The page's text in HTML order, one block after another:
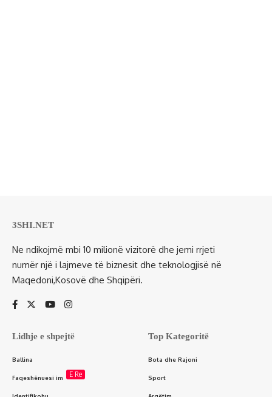
3SHI.NET
Ne ndikojmë mbi 10 milionë vizitorë dhe jemi rrjeti
numër një i lajmeve të biznesit dhe teknologjisë në
Maqedoni,Kosovë dhe Shqipëri.
Lidhje e shpejtë
Ballina
Faqeshënuesi im E Re
Top Kategoritë
Bota dhe Rajoni
Sport